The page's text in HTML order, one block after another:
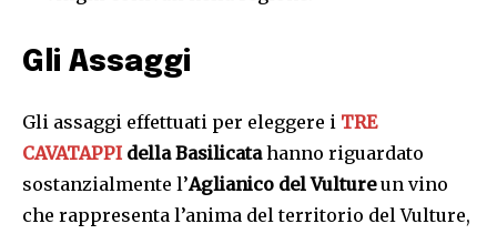
Gli Assaggi
Gli assaggi effettuati per eleggere i TRE
CAVATAPPI della Basilicatahanno riguardato
sostanzialmente l’Aglianico del Vultureun vino
che rappresenta l’anima del territorio del Vulture,